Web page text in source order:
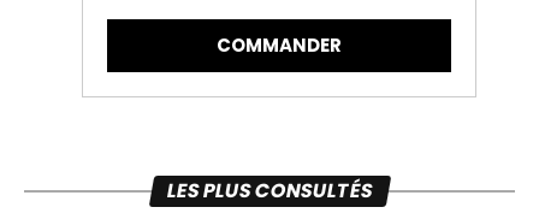
COMMANDER
LES PLUS CONSULTÉS